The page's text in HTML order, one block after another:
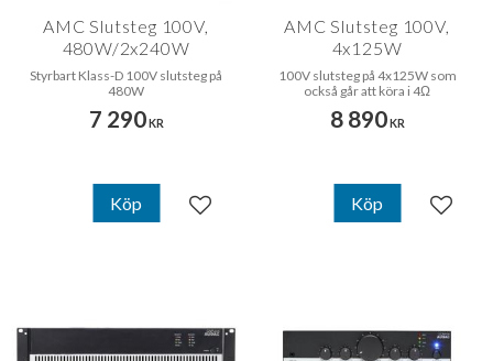
AMC Slutsteg 100V,
480W/2x240W
Styrbart Klass-D 100V slutsteg på
480W
7 290KR
Lägg till i favoriter
Köp
AMC Slutsteg 100V,
4x125W
100V slutsteg på 4x125W som
också går att köra i 4Ω
8 890KR
Lägg
Köp